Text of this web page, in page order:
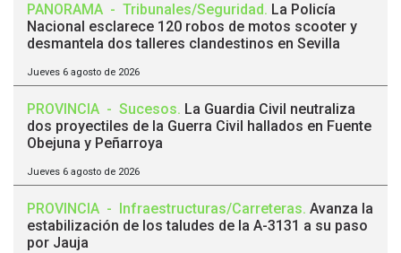
PANORAMA - Tribunales/Seguridad. La Policía
Nacional esclarece 120 robos de motos scooter y
desmantela dos talleres clandestinos en Sevilla
Jueves 6 agosto de 2026
PROVINCIA - Sucesos. La Guardia Civil neutraliza
dos proyectiles de la Guerra Civil hallados en Fuente
Obejuna y Peñarroya
Jueves 6 agosto de 2026
PROVINCIA - Infraestructuras/Carreteras. Avanza la
estabilización de los taludes de la A-3131 a su paso
por Jauja